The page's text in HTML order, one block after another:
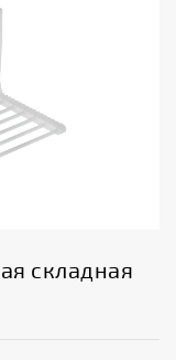
складная